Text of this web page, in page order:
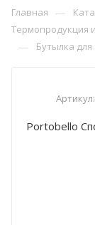
Главная —
Термопродукция
— Бутылка
Артикул:
Portobello